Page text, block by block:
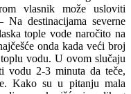
vlasnik može usloviti
Na destinacijama severne
tople vode naročito na
onda kada veći broj
vodu. U ovom slučaju
vodu 2-3 minuta da teče,
Kako su u pitanju mala